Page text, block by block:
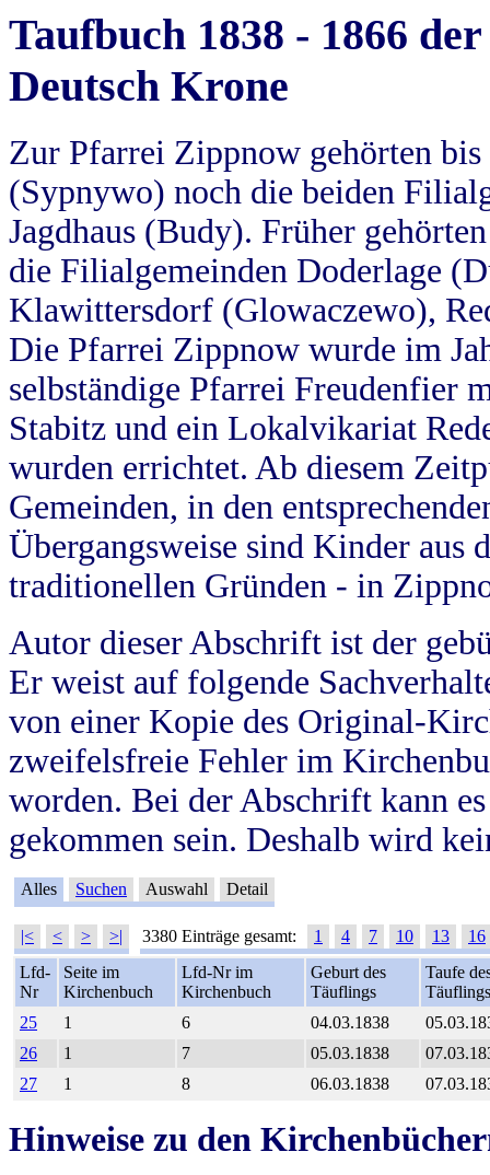
Taufbuch 1838 - 1866
Deutsch Krone
Zur Pfarrei Zippnow gehörten
(Sypnywo) noch die beiden
Jagdhaus (Budy). Früher
die Filialgemeinden Doderlage
Klawittersdorf (Glowaczewo),
Die Pfarrei Zippnow wurde im
selbständige Pfarrei Freudenfier
Stabitz und ein Lokalvikariat
wurden errichtet. Ab diesem
Gemeinden, in den
Übergangsweise sind Kinder aus
traditionellen Gründen - in
Autor dieser Abschrift ist der
Er weist auf folgende
von einer Kopie des Original-
zweifelsfreie Fehler im
worden. Bei der Abschrift kann
gekommen sein. Deshalb wird
Alles Suchen Auswahl Detail
|< < > >| 3380 Einträge gesamt: 1 4 7 10 13
16
Lfd-
Nr
Seite im
Kirchenbuch
Lfd-Nr im
Kirchenbuch
Geburt des
Täuflings
Taufe
Täuflings
25
1 6 04.03.1838
26
1 7 05.03.1838
27
1 8 06.03.1838
Hinweise zu den